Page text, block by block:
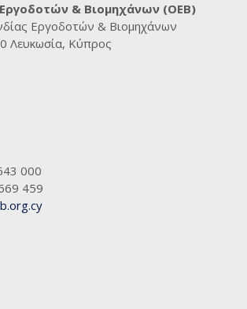
& Βιομηχάνων (ΟΕΒ)
Εργοδοτών & Βιομηχάνων
Λευκωσία, Κύπρος
000
459